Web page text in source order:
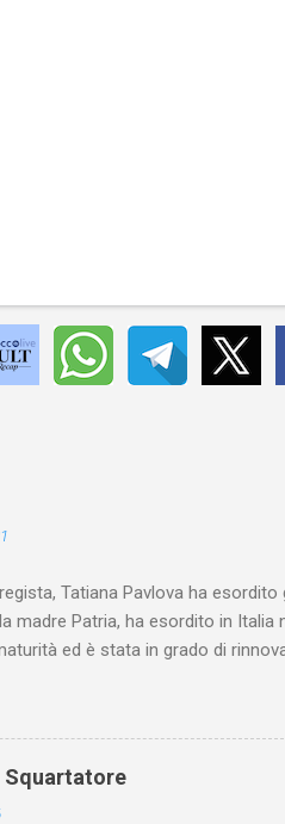
Tatiana Pavlova ha esordito
madre Patria, ha esordito in Italia
ed è stata in grado di
Squartatore